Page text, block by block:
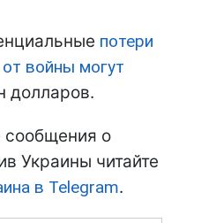
потери
войны могут
долларов.
о
Украины читайте
в Telegram.